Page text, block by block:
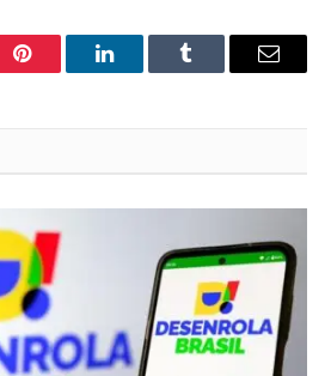
Pinterest LinkedInTumblr Email